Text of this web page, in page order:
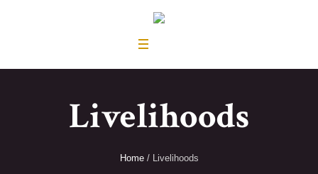
Livelihoods
Home / Livelihoods